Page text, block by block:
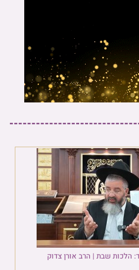
הלכות שבת | הרב אורן צדוק